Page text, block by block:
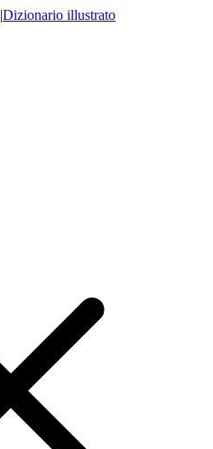
|Dizionario illustrato